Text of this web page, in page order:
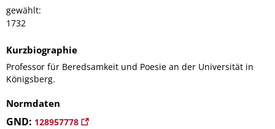
gewählt:
1732
Kurzbiographie
Professor für Beredsamkeit und Poesie an der Universität in
Königsberg.
Normdaten
GND: 128957778